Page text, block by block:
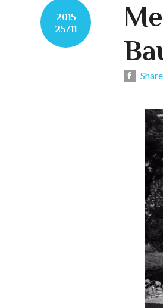
2015
25/11
Share